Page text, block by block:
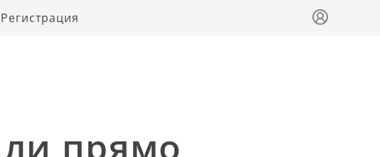
Регистрация
прямо